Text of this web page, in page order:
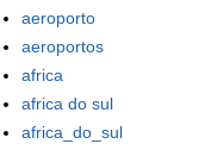
aeroporto
aeroportos
africa
africa do sul
africa_do_sul